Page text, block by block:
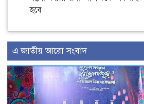
হবে।
এ জাতীয় আরো সংবাদ